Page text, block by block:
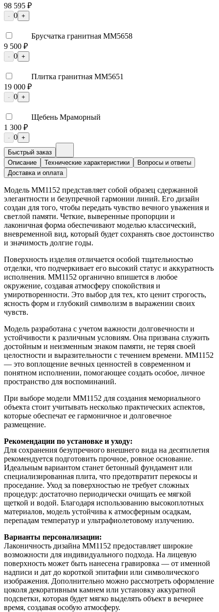
98 595 ₽
- 0 +
Брусчатка гранитная ММ5658
9 500 ₽
- 0 +
Плитка гранитная ММ5651
19 000 ₽
- 0 +
Щебень Мраморный
1 300 ₽
- 0 +
Быстрый заказ
Описание
Технические характеристики
Вопросы и ответы
Доставка и оплата
Модель ММ1152 представляет собой образец сдержанной
элегантности и безупречной гармонии линий. Его дизайн
создан для того, чтобы передать чувство вечного уважения и
светлой памяти. Четкие, выверенные пропорции и
лаконичная форма обеспечивают моделью классический,
вневременной вид, который будет сохранять свое достоинство
и значимость долгие годы.
Поверхность изделия отличается особой тщательностью
отделки, что подчеркивает его высокий статус и аккуратность
исполнения. ММ1152 органично впишется в любое
окружение, создавая атмосферу спокойствия и
умиротворенности. Это выбор для тех, кто ценит строгость,
ясность форм и глубокий символизм в выражении своих
чувств.
Модель разработана с учетом важности долговечности и
устойчивости к различным условиям. Она призвана служить
достойным и неизменным знаком памяти, не теряя своей
целостности и выразительности с течением времени. ММ1152
— это воплощение вечных ценностей в современном и
понятном исполнении, помогающее создать особое, личное
пространство для воспоминаний.
При выборе модели ММ1152 для создания мемориального
объекта стоит учитывать несколько практических аспектов,
которые обеспечат ее гармоничное и долговечное
размещение.
Рекомендации по установке и уходу:
Для сохранения безупречного внешнего вида на десятилетия
рекомендуется подготовить прочное, ровное основание.
Идеальным вариантом станет бетонный фундамент или
специализированная плита, что предотвратит перекосы и
проседание. Уход за поверхностью не требует сложных
процедур: достаточно периодически очищать ее мягкой
щеткой и водой. Благодаря использованию высокоплотных
материалов, модель устойчива к атмосферным осадкам,
перепадам температур и ультрафиолетовому излучению.
Варианты персонализации:
Лаконичность дизайна ММ1152 предоставляет широкие
возможности для индивидуального подхода. На лицевую
поверхность может быть нанесена гравировка — от именной
надписи и дат до короткой эпитафии или символического
изображения. Дополнительно можно рассмотреть оформление
цоколя декоративным камнем или установку аккуратной
подсветки, которая будет мягко выделять объект в вечернее
время, создавая особую атмосферу.